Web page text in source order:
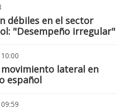
débiles en el sector
"Desempeño irregular"
lateral en
español